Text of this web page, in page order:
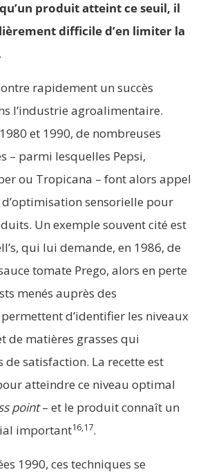
produit atteint ce seuil, il
difficile d’en limiter la
rapidement un succès
l’industrie agroalimentaire.
et 1990, de nombreuses
– parmi lesquelles Pepsi,
ou Tropicana – font alors appel
sensorielle pour
Un exemple souvent cité est
qui lui demande, en 1986, de
tomate Prego, alors en perte
menés auprès des
d’identifier les niveaux
de matières grasses qui
satisfaction. La recette est
atteindre ce niveau optimal
point– et le produit connaît un
important16,17.
1990, ces techniques se